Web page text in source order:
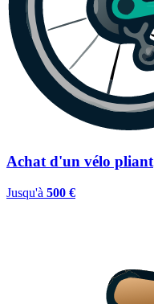
Achat d'un vélo pliant
Jusqu'à 500 €